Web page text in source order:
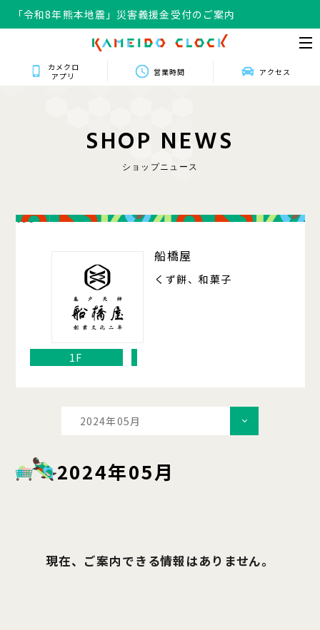
「令和8年熊本地震」災害義援金受付のご案内
カメクロ
アプリ
営業時間 アクセス
SHOP NEWS
ショップニュース
106
船橋屋
くず餅、和菓子
1F
2024年05月
2024年05月
現在、ご案内できる情報はありません。